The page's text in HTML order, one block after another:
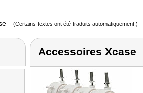
(Certains textes ont été traduits automatiquement.)
Accessoires Xcase